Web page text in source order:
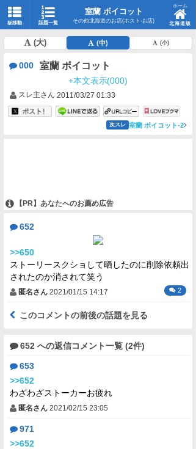
板移動 話題一覧
室蘭 ボイコット
その他北海道のお店(ホスト-お店)
ホーム
北海道版
(大) (中) (小)
000 室蘭 ボイコット
+本文表示(000)
スレ主さん 2011/03/27 01:33
次スレ 室蘭 ボイコット-2
【PR】あなたへのお薦め広告
652
>>650
ストーリースクショして晒したのに削除依頼出
されたのか消されて笑う
匿名さん 2021/01/15 14:17 2
このコメントの前後の話題を見る
652 への返信コメント一覧 (2件)
653
>>652
わざわざストーカーお疲れ
匿名さん 2021/02/15 23:05
971
>>652